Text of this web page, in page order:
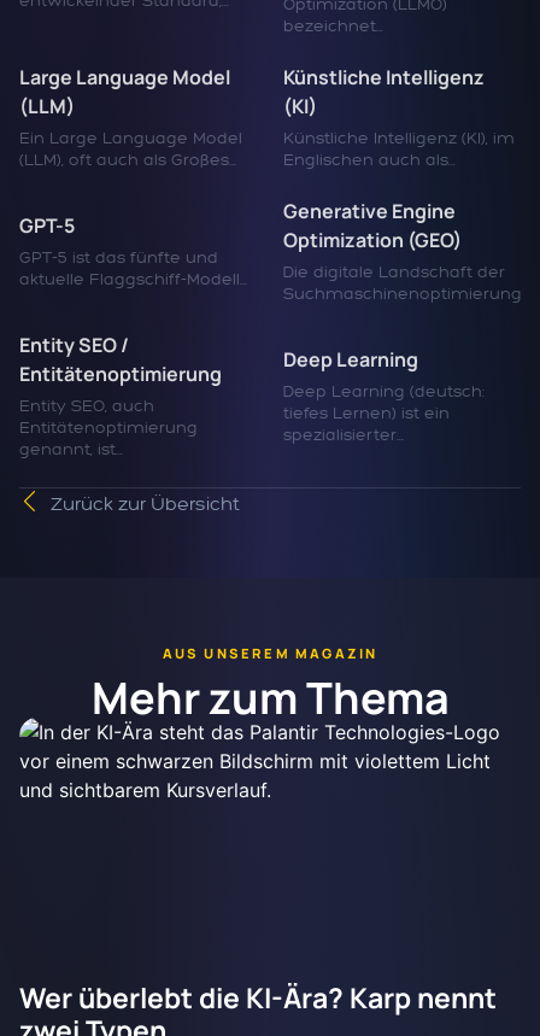
Optimization (LLMO)
bezeichnet...
Large Language Model
(LLM)
Ein Large Language Model
(LLM), oft auch als Großes...
Künstliche Intelligenz
(KI)
Künstliche Intelligenz (KI), im
Englischen auch als...
GPT-5
GPT-5 ist das fünfte und
aktuelle Flaggschiff-Modell...
Generative Engine
Optimization (GEO)
Die digitale Landschaft der
Suchmaschinenoptimierung...
Entity SEO /
Entitätenoptimierung
Entity SEO, auch
Entitätenoptimierung
genannt, ist...
Deep Learning
Deep Learning (deutsch:
tiefes Lernen) ist ein
spezialisierter...
Zurück zur Übersicht
AUS UNSEREM MAGAZIN
Mehr zum Thema
Wer überlebt die KI-Ära? Karp nennt